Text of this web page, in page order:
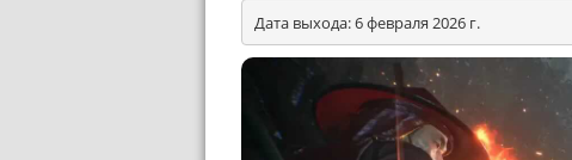
Дата выхода: 6 февраля 2026 г.